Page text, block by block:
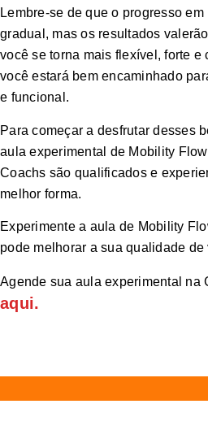
Lembre-se de que o progresso
gradual, mas os resultados
você se torna mais flexível, forte e
você estará bem encaminhado
e funcional.
Para começar a desfrutar desses
aula experimental de Mobility
Coachs são qualificados e
melhor forma.
Experimente a aula de Mobility
pode melhorar a sua qualidade de
Agende sua aula experimental na
aqui.